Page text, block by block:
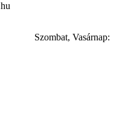
Szombat, Vasárnap: